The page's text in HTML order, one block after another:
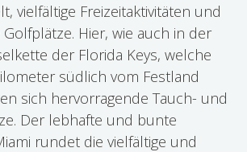
vielfältige Freizeitaktivitäten und
Hier, wie auch in der
der Florida Keys, welche
südlich vom Festland
sich hervorragende Tauch- und
Der lebhafte und bunte
rundet die vielfältige und